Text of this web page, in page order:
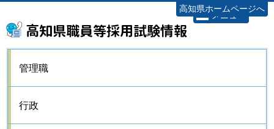
高知県職員等採用試験情報
高知県ホームページへ
メニュー
管理職
行政